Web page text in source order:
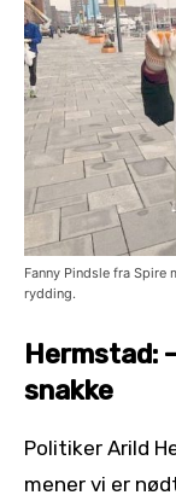
Fanny Pindsle fra Spire
rydding.
Hermstad:
snakke
Politiker Arild
mener vi er